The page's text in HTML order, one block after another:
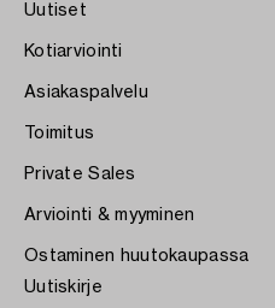
Uutiset
Kotiarviointi
Asiakaspalvelu
Toimitus
Private Sales
Arviointi & myyminen
Ostaminen huutokaupassa
Uutiskirje